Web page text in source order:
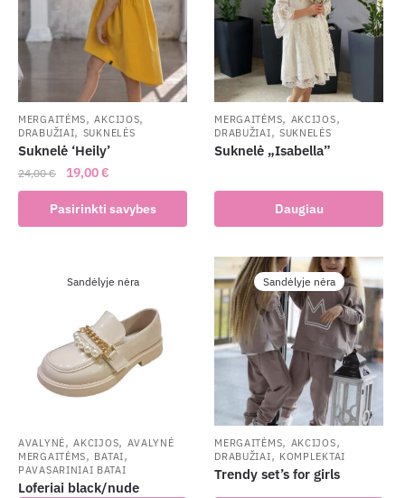
MERGAITĖMS,AKCIJOS,
DRABUŽIAI, SUKNELĖS
Suknelė ‘Heily’
24,00€
Original
price
was:
24,00 €.
19,00€
price
is:
19,00 €.
Pasirinkti savybes
product
variants.
chosen
the
product
page
MERGAITĖMS, AKCIJOS,
DRABUŽIAI, SUKNELĖS
Suknelė „Isabella”
Daugiau
Sandėlyje nėra
AVALYNĖ,AKCIJOS, AVALYNĖ
MERGAITĖMS, BATAI,
PAVASARINIAI BATAI
Loferiai black/nude
Sandėlyje nėra
MERGAITĖMS, AKCIJOS,
DRABUŽIAI, KOMPLEKTAI
Trendy set’s for girls